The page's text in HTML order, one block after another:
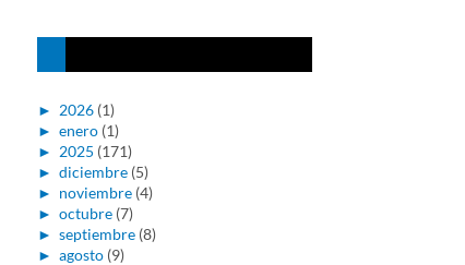
► 2026 (1)
► enero (1)
► 2025 (171)
► diciembre (5)
► noviembre (4)
► octubre (7)
► septiembre (8)
► agosto (9)